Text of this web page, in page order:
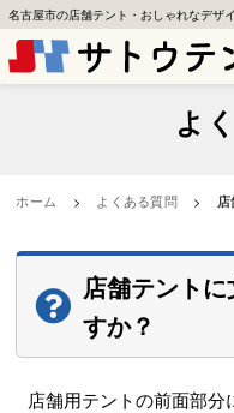
名古屋市の店舗テント・おしゃれなデザ
よ
ホーム > よくある質問 >
店舗テント
すか？
店舗用テントの前面部